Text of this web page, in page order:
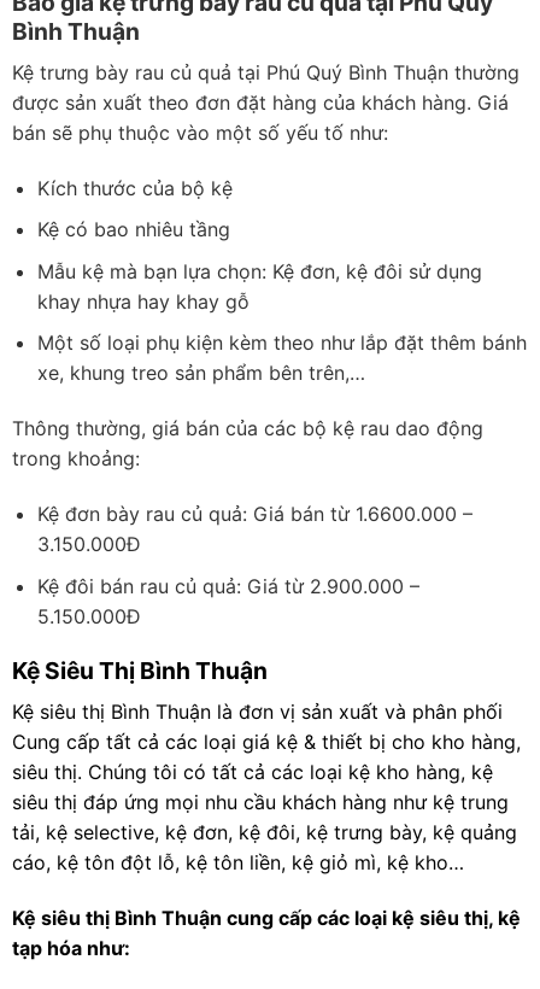
Bình Thuận
Kệ trưng bày rau củ quả tại Phú Quý Bình Thuận thường
được sản xuất theo đơn đặt hàng của khách hàng. Giá
bán sẽ phụ thuộc vào một số yếu tố như:
Kích thước của bộ kệ
Kệ có bao nhiêu tầng
Mẫu kệ mà bạn lựa chọn: Kệ đơn, kệ đôi sử dụng
khay nhựa hay khay gỗ
Một số loại phụ kiện kèm theo như lắp đặt thêm bánh
xe, khung treo sản phẩm bên trên,…
Thông thường, giá bán của các bộ kệ rau dao động
trong khoảng:
Kệ đơn bày rau củ quả: Giá bán từ 1.6600.000 –
3.150.000Đ
Kệ đôi bán rau củ quả: Giá từ 2.900.000 –
5.150.000Đ
Kệ Siêu Thị Bình Thuận
Kệ siêu thị Bình Thuận là đơn vị sản xuất và phân phối
Cung cấp tất cả các loại giá kệ & thiết bị cho kho hàng,
siêu thị. Chúng tôi có tất cả các loại kệ kho hàng, kệ
siêu thị đáp ứng mọi nhu cầu khách hàng như kệ trung
tải, kệ selective, kệ đơn, kệ đôi, kệ trưng bày, kệ quảng
cáo, kệ tôn đột lỗ, kệ tôn liền, kệ giỏ mì, kệ kho…
Kệ siêu thị Bình Thuận cung cấp các loại kệ siêu thị, kệ
tạp hóa như: